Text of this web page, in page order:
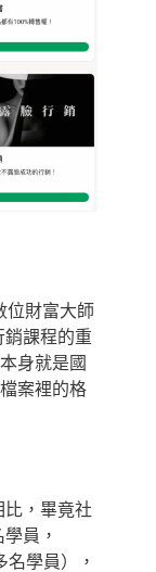
位財富大師
銷課程的重
身就是國
案裡的格
比，畢竟社
員，
學員），